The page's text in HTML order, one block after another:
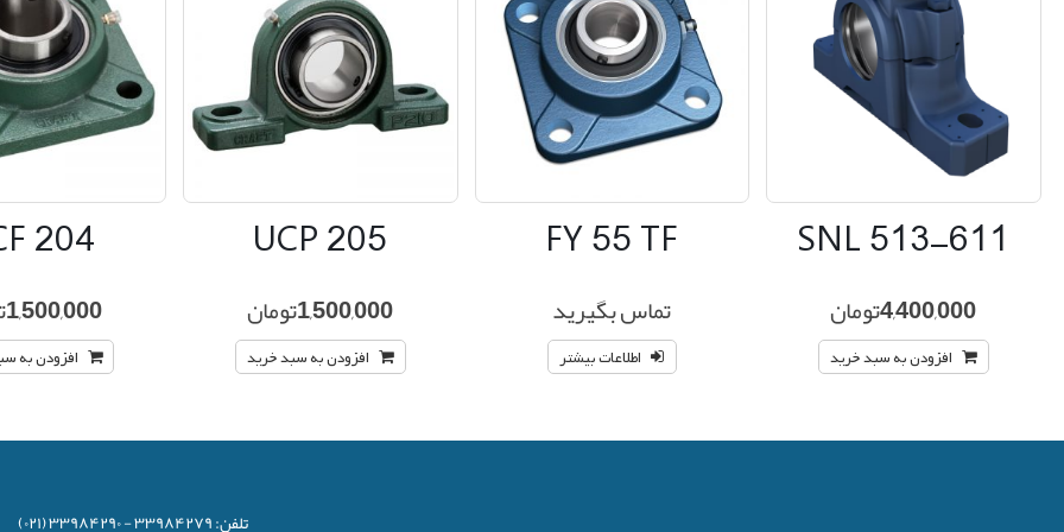
SNL 513-611
4,400,000تومان
افزودن به سبد خرید
FY 55 TF
تماس بگیرید
اطلاعات بیشتر
UCP 205
1,500,000تومان
افزودن به سبد خرید
204
1,500,000
افزودن به
تلفن: